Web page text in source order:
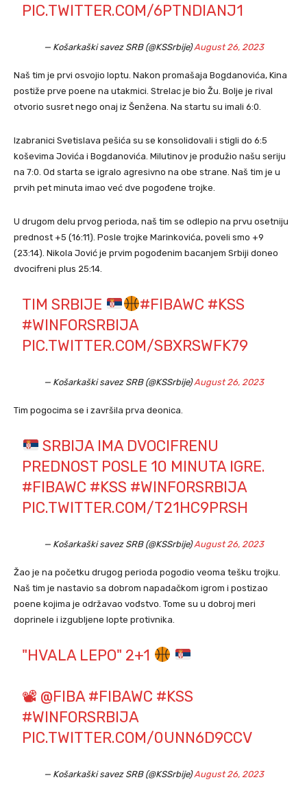
PIC.TWITTER.COM/6PTNDIANJ1
— Košarkaški savez SRB (@KSSrbije)August 26, 2023
Naš tim je prvi osvojio loptu. Nakon promašaja Bogdanovića, Kina
postiže prve poene na utakmici. Strelac je bio Žu. Bolje je rival
otvorio susret nego onaj iz Šenžena. Na startu su imali 6:0.
Izabranici Svetislava pešića su se konsolidovali i stigli do 6:5
koševima Jovića i Bogdanovića. Milutinov je produžio našu seriju
na 7:0. Od starta se igralo agresivno na obe strane. Naš tim je u
prvih pet minuta imao već dve pogođene trojke.
U drugom delu prvog perioda, naš tim se odlepio na prvu osetniju
prednost +5 (16:11). Posle trojke Marinkovića, poveli smo +9
(23:14). Nikola Jović je prvim pogođenim bacanjem Srbiji doneo
dvocifreni plus 25:14.
TIM SRBIJE #FIBAWC #KSS
#WINFORSRBIJA
PIC.TWITTER.COM/SBXRSWFK79
— Košarkaški savez SRB (@KSSrbije)August 26, 2023
Tim pogocima se i završila prva deonica.
SRBIJA IMA DVOCIFRENU
PREDNOST POSLE 10 MINUTA IGRE.
#FIBAWC #KSS #WINFORSRBIJA
PIC.TWITTER.COM/T21HC9PRSH
— Košarkaški savez SRB (@KSSrbije)August 26, 2023
Žao je na početku drugog perioda pogodio veoma tešku trojku.
Naš tim je nastavio sa dobrom napadačkom igrom i postizao
poene kojima je održavao vođstvo. Tome su u dobroj meri
doprinele i izgubljene lopte protivnika.
"HVALA LEPO" 2+1
📽 @FIBA #FIBAWC #KSS
#WINFORSRBIJA
PIC.TWITTER.COM/0UNN6D9CCV
— Košarkaški savez SRB (@KSSrbije)August 26, 2023